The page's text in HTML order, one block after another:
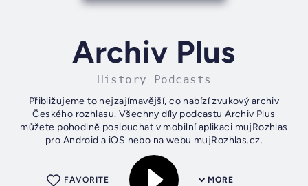
Archiv Plus
History Podcasts
Přibližujeme to nejzajímavější, co nabízí zvukový archiv
Českého rozhlasu. Všechny díly podcastu Archiv Plus
můžete pohodlně poslouchat v mobilní aplikaci mujRozhlas
pro Android a iOS nebo na webu mujRozhlas.cz.
MORE
FAVORITE